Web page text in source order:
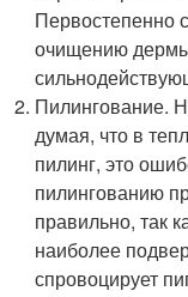
Первостепенно
очищению
Пилингование.
думая, что в
пилинг, это
пилингованию
правильно, так
наиболее
спровоцирует